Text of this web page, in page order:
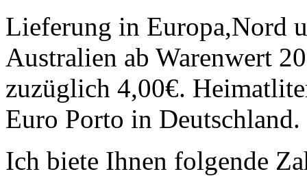
Lieferung in Europa,Nord
Australien ab Warenwert
zuzüglich 4,00€.
Euro Porto in Deutschland.
Ich biete Ihnen folgende